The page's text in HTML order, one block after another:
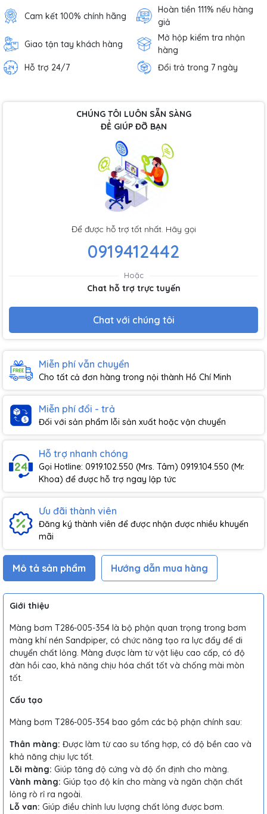
Cam kết 100% chính hãng
Hoàn tiền 111% nếu hàng
giả
Giao tận tay khách hàng
Mở hộp kiểm tra nhận
hàng
Hỗ trợ 24/7
Đổi trả trong 7 ngày
CHÚNG TÔI LUÔN SẴN SÀNG
ĐỂ GIÚP ĐỠ BẠN
Để được hỗ trợ tốt nhất. Hãy gọi
0919412442
Hoặc
Chat hỗ trợ trực tuyến
Chat với chúng tôi
Miễn phí vẫn chuyển
Cho tất cả đơn hàng trong nội thành Hồ Chí Minh
Miễn phí đổi - trả
Đối với sản phẩm lỗi sản xuất hoặc vận chuyển
Hỗ trợ nhanh chóng
Gọi Hotline: 0919.102.550 (Mrs. Tâm) 0919.104.550 (Mr.
Khoa) để được hỗ trợ ngay lập tức
Ưu đãi thành viên
Đăng ký thành viên để được nhận được nhiều khuyến
mãi
Mô tả sản phẩm Hướng dẫn mua hàng
Giới thiệu
Màng bơm T286-005-354 là bộ phận quan trọng trong bơm
màng khí nén Sandpiper, có chức năng tạo ra lực đẩy để di
chuyển chất lỏng. Màng được làm từ vật liệu cao cấp, có độ
đàn hồi cao, khả năng chịu hóa chất tốt và chống mài mòn
tốt.
Cấu tạo
Màng bơm T286-005-354 bao gồm các bộ phận chính sau:
Thân màng: Được làm từ cao su tổng hợp, có độ bền cao và
khả năng chịu lực tốt.
Lõi màng: Giúp tăng độ cứng và độ ổn định cho màng.
Vành màng: Giúp tạo độ kín cho màng và ngăn chặn chất
lỏng rò rỉ ra ngoài.
Lỗ van: Giúp điều chỉnh lưu lượng chất lỏng được bơm.